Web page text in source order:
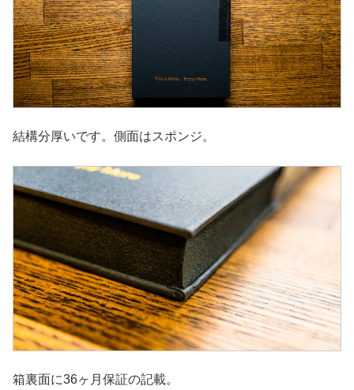
結構分厚いです。側面はスポンジ。
箱裏面に36ヶ月保証の記載。